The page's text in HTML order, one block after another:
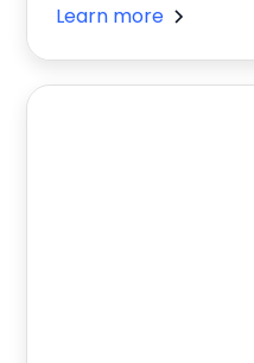
Learn more